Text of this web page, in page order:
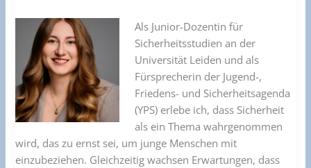
Als Junior-Dozentin für
Sicherheitsstudien an der
Universität Leiden und als
Fürsprecherin der Jugend-,
Friedens- und Sicherheitsagenda
(YPS) erlebe ich, dass Sicherheit
als ein Thema wahrgenommen
wird, das zu ernst sei, um junge Menschen mit
einzubeziehen. Gleichzeitig wachsen Erwartungen, dass